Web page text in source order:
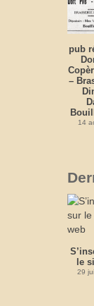
pub
–
14
le
29